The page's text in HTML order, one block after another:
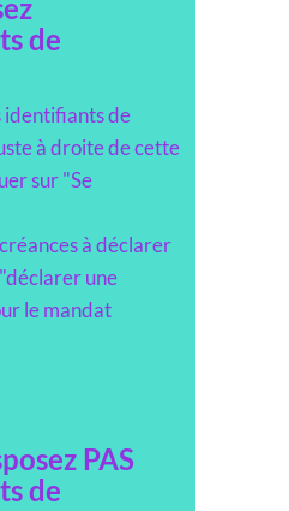
de
identifiants de
à droite de cette
sur "Se
à déclarer
une
le mandat
PAS
de